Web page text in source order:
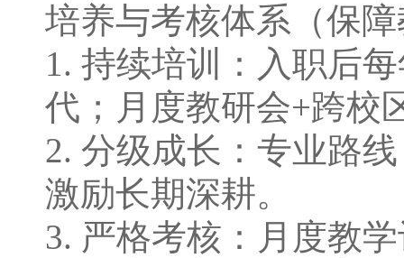
培养与考核体系（保
1. 持续培训：⼊职后
代；⽉度教研会+跨校
2. 分级成⻓：专业路
激励⻓期深耕。
3. 严格考核：⽉度教